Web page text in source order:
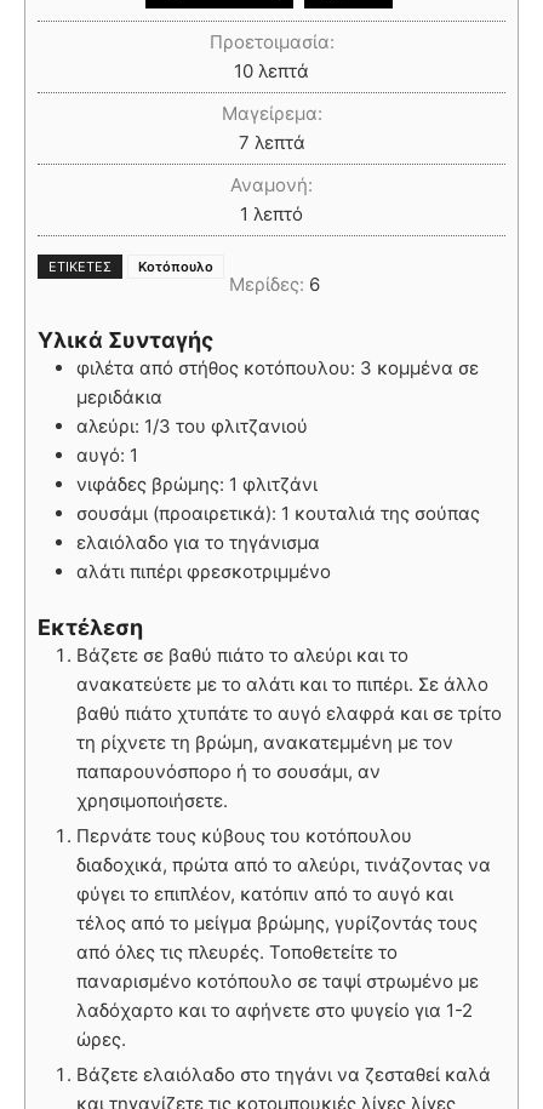
Προετοιμασία:
10 λεπτά
Μαγείρεμα:
7 λεπτά
Αναμονή:
1 λεπτό
ΕΤΙΚΈΤΕΣ Κοτόπουλο
Μερίδες: 6
Υλικά Συνταγής
φιλέτα από στήθος κοτόπουλου: 3 κομμένα σε
μεριδάκια
αλεύρι: 1/3 του φλιτζανιού
αυγό: 1
νιφάδες βρώμης: 1 φλιτζάνι
σουσάμι (προαιρετικά): 1 κουταλιά της σούπας
ελαιόλαδο για το τηγάνισμα
αλάτι πιπέρι φρεσκοτριμμένο
Εκτέλεση
Βάζετε σε βαθύ πιάτο το αλεύρι και το
ανακατεύετε με το αλάτι και το πιπέρι. Σε άλλο
βαθύ πιάτο χτυπάτε το αυγό ελαφρά και σε τρίτο
τη ρίχνετε τη βρώμη, ανακατεμμένη με τον
παπαρουνόσπορο ή το σουσάμι, αν
χρησιμοποιήσετε.
Περνάτε τους κύβους του κοτόπουλου
διαδοχικά, πρώτα από το αλεύρι, τινάζοντας να
φύγει το επιπλέον, κατόπιν από το αυγό και
τέλος από το μείγμα βρώμης, γυρίζοντάς τους
από όλες τις πλευρές. Τοποθετείτε το
παναρισμένο κοτόπουλο σε ταψί στρωμένο με
λαδόχαρτο και το αφήνετε στο ψυγείο για 1-2
ώρες.
Βάζετε ελαιόλαδο στο τηγάνι να ζεσταθεί καλά
και τηγανίζετε τις κοτομπουκιές λίγες λίγες